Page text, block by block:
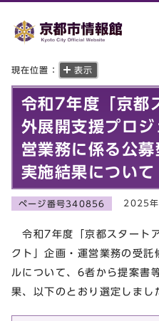
現在位置： 表示
令和7年度「京都
外展開支援プロ
営業務に係る公
実施結果について
ページ番号340856 2025
令和7年度「京都スタート
クト」企画・運営業務の受
ルについて、6者から提案書
果、以下のとおり選定しまし